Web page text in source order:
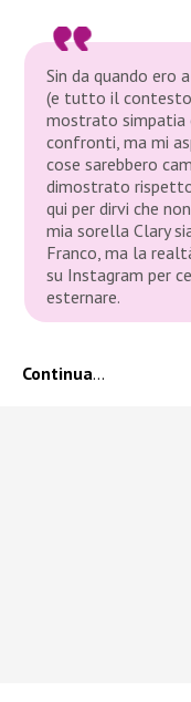
Sin da quando ero
(e tutto il
mostrato simpatia
confronti, ma mi
cose sarebbero
dimostrato rispetto
qui per dirvi che
mia sorella Clary
Franco, ma la
su Instagram per
esternare.
Continua…